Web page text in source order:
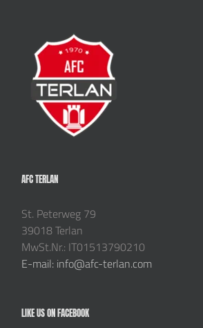
AFC TERLAN
St. Peterweg 79
39018 Terlan
MwSt.Nr.: IT01513790210
E-mail: info@afc-terlan.com
LIKE US ON FACEBOOK